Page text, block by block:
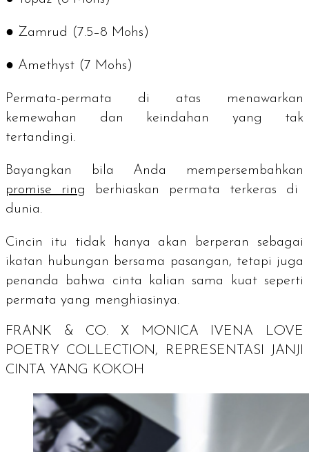
● Zamrud (7.5–8 Mohs)
● Amethyst (7 Mohs)
Permata-permata di atas menawarkan
kemewahan dan keindahan yang tak
tertandingi.
Bayangkan bila Anda mempersembahkan
promise ring berhiaskan permata terkeras di
dunia.
Cincin itu tidak hanya akan berperan sebagai
ikatan hubungan bersama pasangan, tetapi juga
penanda bahwa cinta kalian sama kuat seperti
permata yang menghiasinya.
FRANK & CO. X MONICA IVENA LOVE
POETRY COLLECTION, REPRESENTASI JANJI
CINTA YANG KOKOH